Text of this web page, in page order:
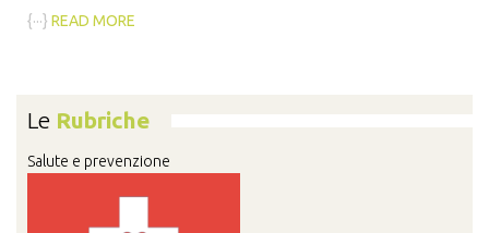
{···} READ MORE
Le Rubriche
Salute e prevenzione